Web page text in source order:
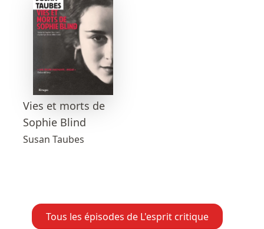
Vies et morts de
Sophie Blind
Susan Taubes
Tous les épisodes de L'esprit critique